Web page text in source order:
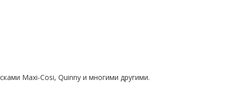
Maxi-Cosi, Quinny и многими другими.